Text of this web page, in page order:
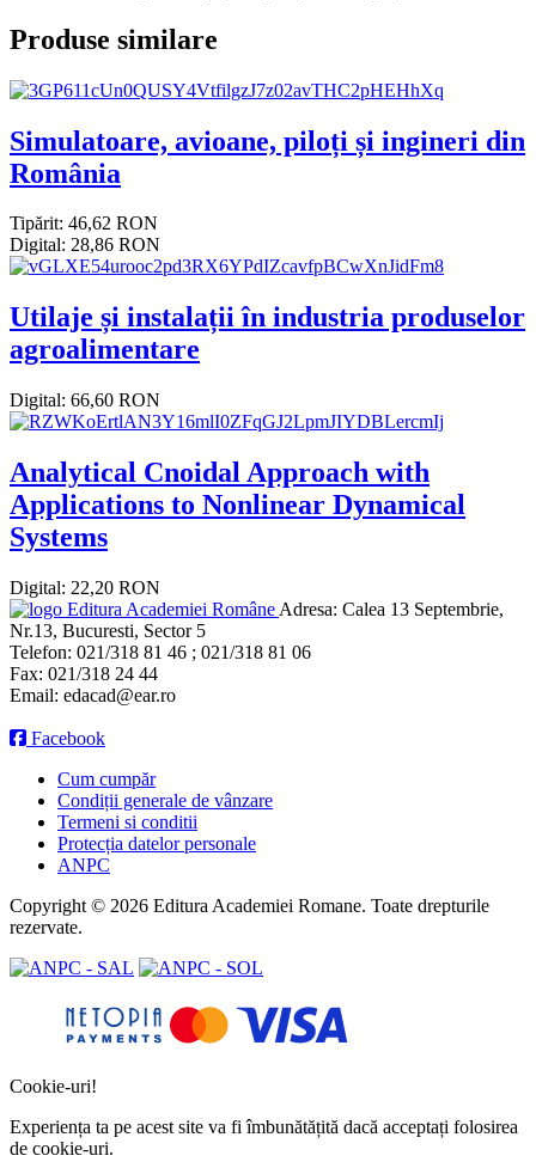
Produse similare
Simulatoare, avioane, piloți și ingineri din
România
Tipărit: 46,62 RON
Digital: 28,86 RON
Utilaje și instalații în industria produselor
agroalimentare
Digital: 66,60 RON
Analytical Cnoidal Approach with
Applications to Nonlinear Dynamical
Systems
Digital: 22,20 RON
Editura Academiei Române Adresa: Calea 13 Septembrie,
Nr.13, Bucuresti, Sector 5
Telefon: 021/318 81 46 ; 021/318 81 06
Fax: 021/318 24 44
Email: edacad@ear.ro
Facebook
Cum cumpăr
Condiții generale de vânzare
Termeni si conditii
Protecția datelor personale
ANPC
Copyright © 2026 Editura Academiei Romane. Toate drepturile
rezervate.
Cookie-uri!
Experiența ta pe acest site va fi îmbunătățită dacă acceptați folosirea
de cookie-uri.